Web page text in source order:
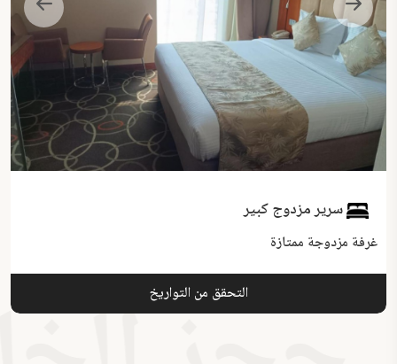
سرير مزدوج كبير
غرفة مزدوجة ممتازة
التحقق من التواريخ